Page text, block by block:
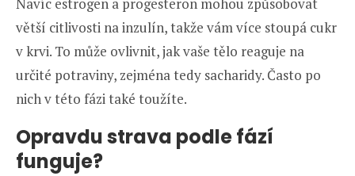
Navíc estrogen a progesteron mohou způsobovat
větší citlivosti na inzulín, takže vám více stoupá cukr
v krvi. To může ovlivnit, jak vaše tělo reaguje na
určité potraviny, zejména tedy sacharidy. Často po
nich v této fázi také toužíte.
Opravdu strava podle fází
funguje?